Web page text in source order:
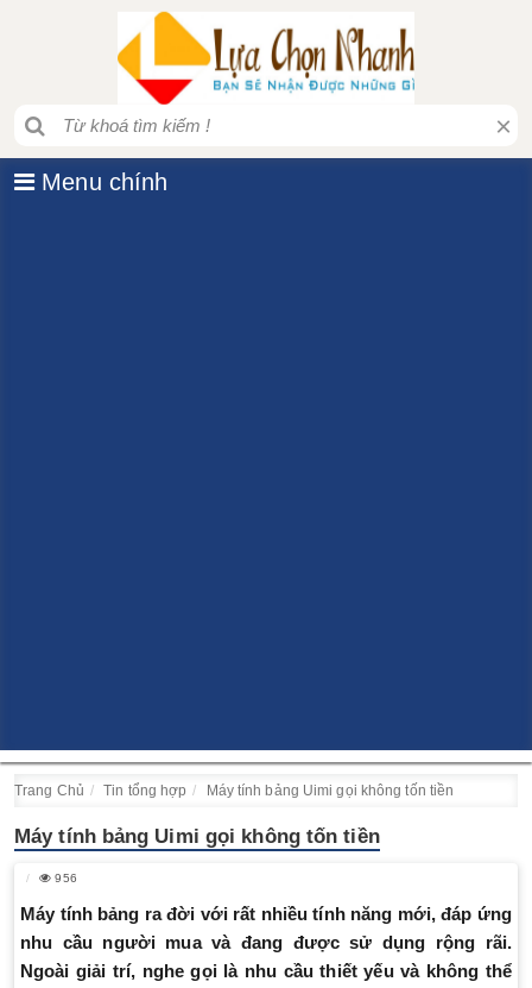
×
Menu chính
Trang Chủ Tin tổng hợp Máy tính bảng Uimi gọi không tốn tiền
Máy tính bảng Uimi gọi không tốn tiền
956
Máy tính bảng ra đời với rất nhiều tính năng mới, đáp ứng
nhu cầu người mua và đang được sử dụng rộng rãi.
Ngoài giải trí, nghe gọi là nhu cầu thiết yếu và không thể